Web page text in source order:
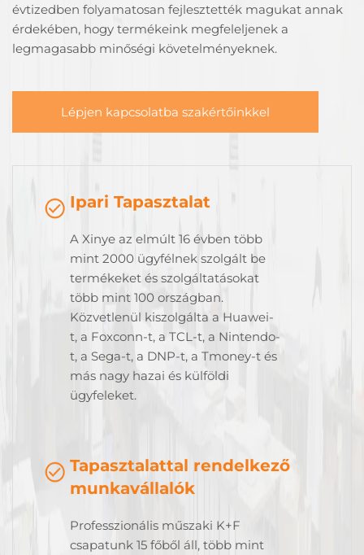
évtizedben folyamatosan fejlesztették magukat annak
érdekében, hogy termékeink megfeleljenek a
legmagasabb minőségi követelményeknek.
Lépjen kapcsolatba szakértőinkkel
Ipari Tapasztalat
A Xinye az elmúlt 16 évben több
mint 2000 ügyfélnek szolgált be
termékeket és szolgáltatásokat
több mint 100 országban.
Közvetlenül kiszolgálta a Huawei-
t, a Foxconn-t, a TCL-t, a Nintendo-
t, a Sega-t, a DNP-t, a Tmoney-t és
más nagy hazai és külföldi
ügyfeleket.
Tapasztalattal rendelkező
munkavállalók
Professzionális műszaki K+F
csapatunk 15 főből áll, több mint